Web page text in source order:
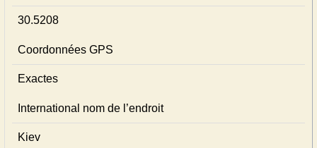
30.5208
Coordonnées GPS
Exactes
International nom de l’endroit
Kiev